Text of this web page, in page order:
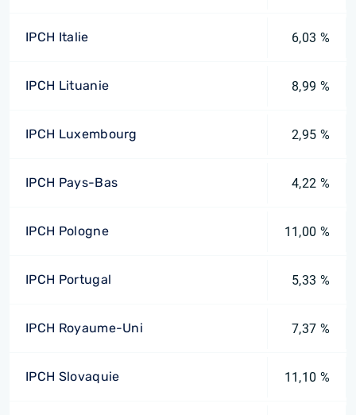
IPCH Italie 6,03 %
IPCH Lituanie 8,99 %
IPCH Luxembourg 2,95 %
IPCH Pays-Bas 4,22 %
IPCH Pologne 11,00 %
IPCH Portugal 5,33 %
IPCH Royaume-Uni 7,37 %
IPCH Slovaquie 11,10 %